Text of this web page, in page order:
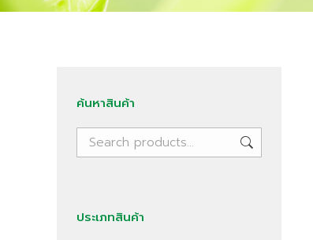
ค้นหาสินค้า
ประเภทสินค้า